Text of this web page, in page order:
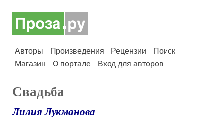
Авторы Произведения Рецензии
Поиск
Магазин
О портале Вход для авторов
Свадьба
Лилия Лукманова